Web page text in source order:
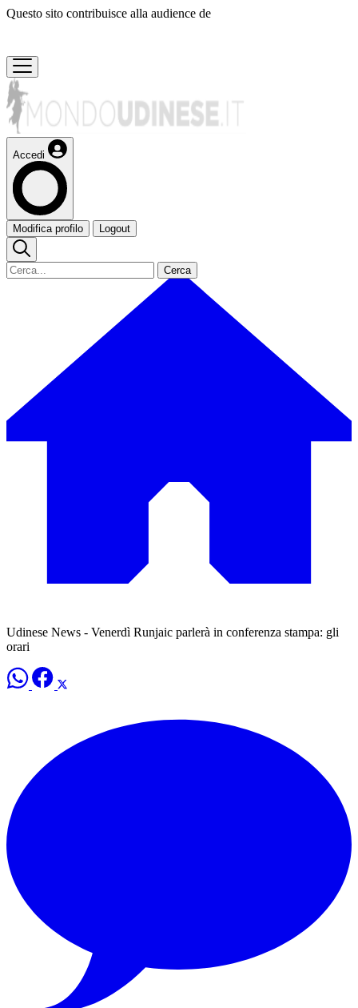
Questo sito contribuisce alla audience de
Accedi
Modifica profilo Logout
Cerca
Udinese News - Venerdì Runjaic parlerà in conferenza stampa: gli
orari